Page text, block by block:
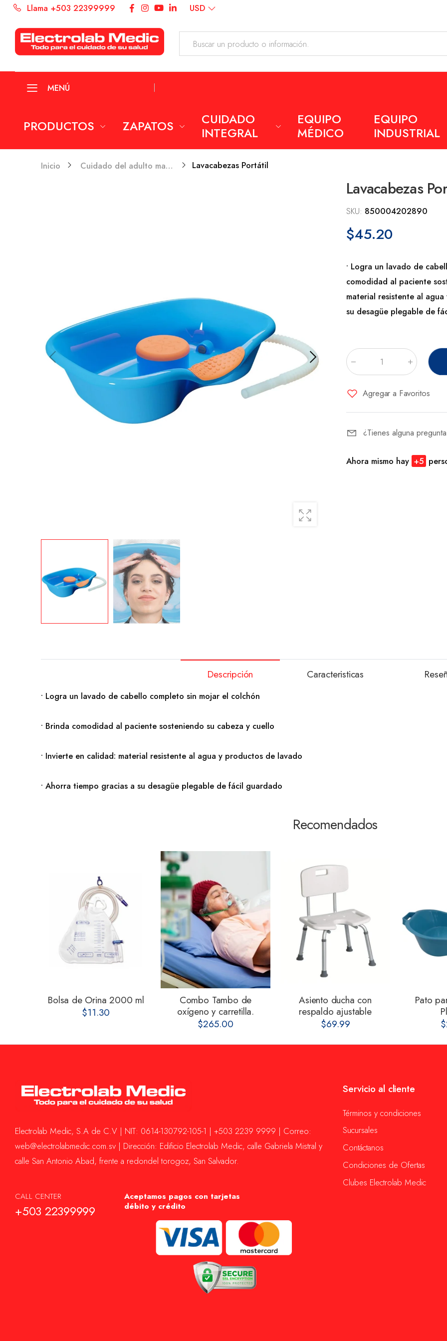
Llama +503 22399999 USD
MENÚ
PRODUCTOS ZAPATOS
CUIDADO
INTEGRAL
EQUIPO
MÉDICO
EQUIPO
INDUSTRIAL
Inicio Cuidado del adulto mayor Lavacabezas Portátil
Lavacabezas
SKU: 850004202890
$45.20
• Logra un lavado de
comodidad al paciente
material resistente al
su desagüe plegable de
Cantidad
Agregar a Favoritos
¿Tienes alguna
Ahora mismo hay +5
Descripción Caracteristicas
• Logra un lavado de cabello completo sin mojar el colchón
• Brinda comodidad al paciente sosteniendo su cabeza y cuello
• Invierte en calidad: material resistente al agua y productos de lavado
• Ahorra tiempo gracias a su desagüe plegable de fácil guardado
Recomendados
Bolsa de Orina 2000 ml
$11.30
Combo Tambo de
oxígeno y carretilla.
$265.00
Asiento ducha con
respaldo ajustable
$69.99
Pato
Electrolab Medic, S.A de C.V | NIT: 0614-130792-105-1 | +503 2239 9999 | Correo:
web@electrolabmedic.com.sv | Dirección: Edificio Electrolab Medic, calle Gabriela Mistral y
calle San Antonio Abad, frente a redondel torogoz, San Salvador.
CALL CENTER
+503 22399999
Aceptamos pagos con tarjetas
débito y crédito
Servicio al cliente
Términos y condiciones
Sucursales
Contáctanos
Condiciones de Ofertas
Clubes Electrolab Medic